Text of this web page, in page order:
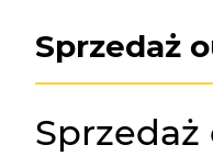
Sprzedaż